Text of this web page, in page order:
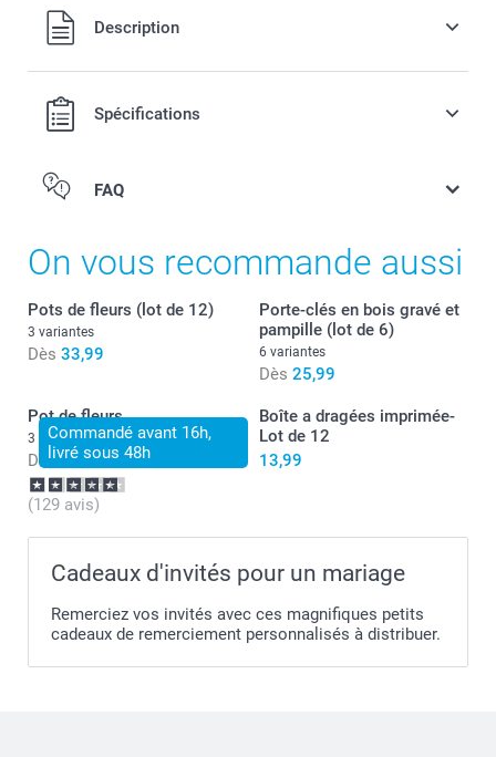
Tous les prix sont en EURO (€), TVA incluse et hors frais de
port.
Description
Spécifications
FAQ
On vous recommande aussi
Pots de fleurs (lot de 12)
3 variantes
Dès 33,99
Porte-clés en bois gravé et
pampille (lot de 6)
6 variantes
Dès 25,99
Commandé avant 16h,
livré sous 48h
Pot de fleurs
3 variantes
Dès 15,99
(129 avis)
Boîte a dragées imprimée-
Lot de 12
13,99
Cadeaux d'invités pour un mariage
Remerciez vos invités avec ces magnifiques petits
cadeaux de remerciement personnalisés à distribuer.